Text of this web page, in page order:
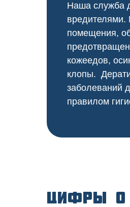
Наша служба
помещения,
кожеедов,
клопы.
заболеваний
правилом
Цифры о